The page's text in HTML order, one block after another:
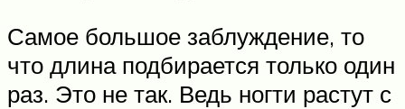
Самое большое заблуждение, то
что длина подбирается только один
раз. Это не так. Ведь ногти растут с